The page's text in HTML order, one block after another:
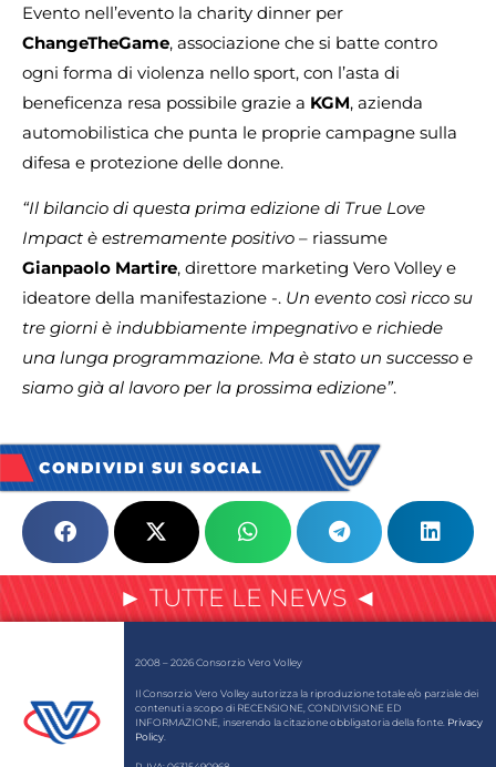
Evento nell’evento la charity dinner per
ChangeTheGame, associazione che si batte contro
ogni forma di violenza nello sport, con l’asta di
beneficenza resa possibile grazie a KGM, azienda
automobilistica che punta le proprie campagne sulla
difesa e protezione delle donne.
“Il bilancio di questa prima edizione di True Love
Impact è estremamente positivo – riassume
Gianpaolo Martire, direttore marketing Vero Volley e
ideatore della manifestazione -. Un evento così ricco su
tre giorni è indubbiamente impegnativo e richiede
una lunga programmazione. Ma è stato un successo e
siamo già al lavoro per la prossima edizione”.
CONDIVIDI SUI SOCIAL
► TUTTE LE NEWS ◄
2008 – 2026 Consorzio Vero Volley
Il Consorzio Vero Volley autorizza la riproduzione totale e/o parziale dei
contenuti a scopo di RECENSIONE, CONDIVISIONE ED
INFORMAZIONE, inserendo la citazione obbligatoria della fonte. Privacy
Policy